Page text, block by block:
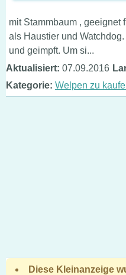
mit Stammbaum , geeignet
als Haustier und
und geimpft. Um si...
Aktualisiert: 07.09.2016
Kategorie: Welpen zu
Diese Kleinanzeige